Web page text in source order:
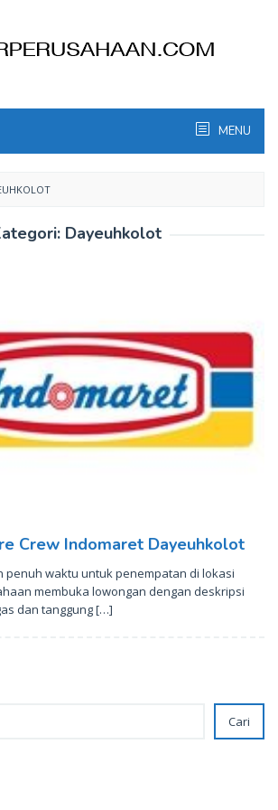
MENU
Dayeuhkolot
Crew Indomaret Dayeuhkolot
penuh waktu untuk penempatan di lokasi
membuka lowongan dengan deskripsi
dan tanggung […]
Cari